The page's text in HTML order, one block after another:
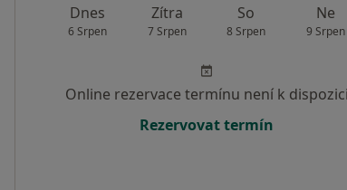
Dnes
6 Srpen
Zítra
7 Srpen
So
8 Srpen
Ne
9 Srpen
Online rezervace termínu není k dispozici
Rezervovat termín